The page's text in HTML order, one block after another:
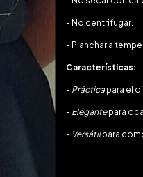
- No centrifugar.
- Planchar a
Características:
- Práctica para el
- Elegantepara
- Versátilpara